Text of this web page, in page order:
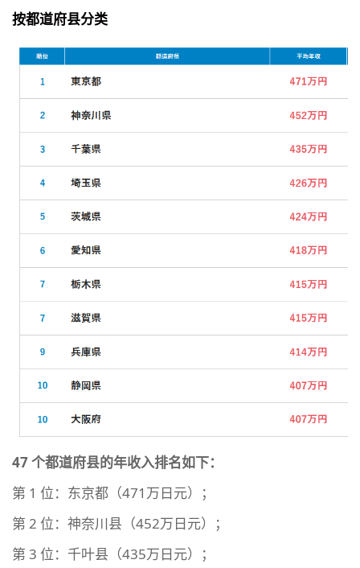
按都道府县分类
47 个都道府县的年收入排名如下：
第 1 位：东京都（471万日元）；
第 2 位：神奈川县（452万日元）；
第 3 位：千叶县（435万日元）；